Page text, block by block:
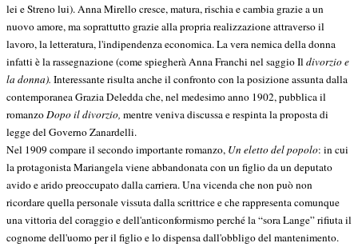
lei e Streno lui). Anna Mirello cresce, matura, rischia e cambia grazie a un
nuovo amore, ma soprattutto grazie alla propria realizzazione attraverso il
lavoro, la letteratura, l'indipendenza economica. La vera nemica della donna
infatti è la rassegnazione (come spiegherà Anna Franchi nel saggio Ildivorzio e
la donna). Interessante risulta anche il confronto con la posizione assunta dalla
contemporanea Grazia Deledda che, nel medesimo anno 1902, pubblica il
romanzoDopo il divorzio, mentre veniva discussa e respinta la proposta di
legge del Governo Zanardelli.
Nel 1909 compare il secondo importante romanzo, Un eletto del popolo: in cui
la protagonista Mariangela viene abbandonata con un figlio da un deputato
avido e arido preoccupato dalla carriera. Una vicenda che non può non
ricordare quella personale vissuta dalla scrittrice e che rappresenta comunque
una vittoria del coraggio e dell'anticonformismo perché la “sora Lange” rifiuta il
cognome dell'uomo per il figlio e lo dispensa dall'obbligo del mantenimento.